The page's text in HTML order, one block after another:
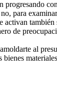
para
activan
de
al